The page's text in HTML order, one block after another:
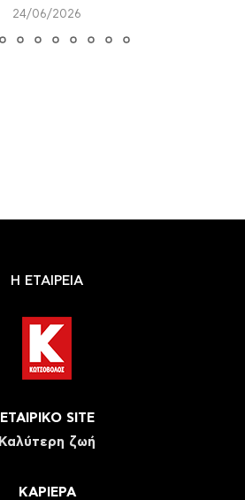
24/06/2026
Η ΕΤΑΙΡΕΙΑ
ΕΤΑΙΡΙΚΟ SITE
Καλύτερη ζωή
ΚΑΡΙΕΡΑ